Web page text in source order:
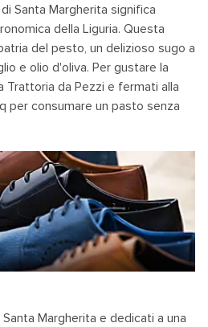
Santa Margherita significa
della Liguria. Questa
del pesto, un delizioso sugo a
e olio d'oliva. Per gustare la
Trattoria da Pezzi e fermati alla
per consumare un pasto senza
Margherita e dedicati a una